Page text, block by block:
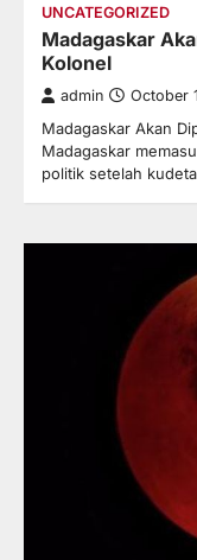
UNCATEGORIZED
Madagaskar
Kolonel
admin October
Madagaskar Akan
Madagaskar
politik setelah